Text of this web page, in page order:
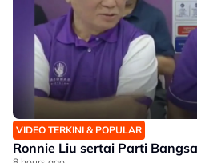
VIDEO TERKINI & POPULAR
Ronnie Liu sertai Parti